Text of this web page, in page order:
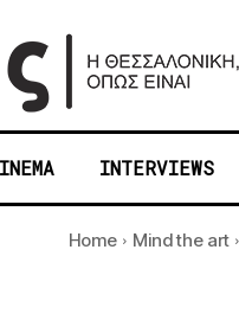
INTERVIEWS
Home Mind the art